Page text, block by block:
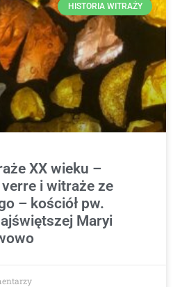
HISTORIA WITRAŻY
XX wieku –
i witraże ze
– kościół pw.
Maryi